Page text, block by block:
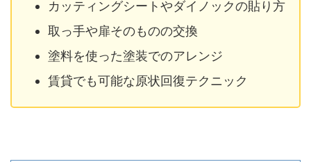
カッティングシートやダイノックの貼り方
取っ手や扉そのものの交換
塗料を使った塗装でのアレンジ
賃貸でも可能な原状回復テクニック